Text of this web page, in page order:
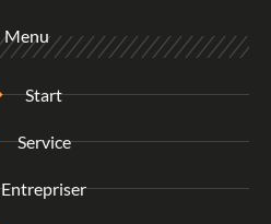
Menu
Start
Service
Entrepriser